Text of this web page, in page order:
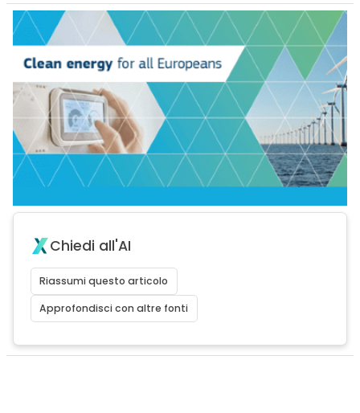
Chiedi all'AI
Riassumi questo articolo
Approfondisci con altre fonti